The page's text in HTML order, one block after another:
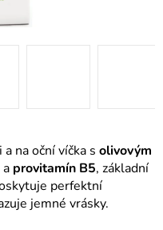
na oční víčka s olivovým
a provitamín B5, základní
perfektní
jemné vrásky.